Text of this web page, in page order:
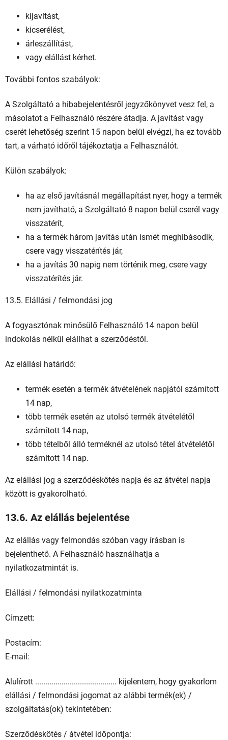
kijavítást,
kicserélést,
árleszállítást,
vagy elállást kérhet.
További fontos szabályok:
A Szolgáltató a hibabejelentésről jegyzőkönyvet vesz fel, a
másolatot a Felhasználó részére átadja. A javítást vagy
cserét lehetőség szerint 15 napon belül elvégzi, ha ez tovább
tart, a várható időről tájékoztatja a Felhasználót.
Külön szabályok:
ha az első javításnál megállapítást nyer, hogy a termék
nem javítható, a Szolgáltató 8 napon belül cserél vagy
visszatérít,
ha a termék három javítás után ismét meghibásodik,
csere vagy visszatérítés jár,
ha a javítás 30 napig nem történik meg, csere vagy
visszatérítés jár.
13.5. Elállási / felmondási jog
A fogyasztónak minősülő Felhasználó 14 napon belül
indokolás nélkül elállhat a szerződéstől.
Az elállási határidő:
termék esetén a termék átvételének napjától számított
14 nap,
több termék esetén az utolsó termék átvételétől
számított 14 nap,
több tételből álló terméknél az utolsó tétel átvételétől
számított 14 nap.
Az elállási jog a szerződéskötés napja és az átvétel napja
között is gyakorolható.
13.6. Az elállás bejelentése
Az elállás vagy felmondás szóban vagy írásban is
bejelenthető. A Felhasználó használhatja a
nyilatkozatmintát is.
Elállási / felmondási nyilatkozatminta
Címzett:
Postacím:
E-mail:
Alulírott ........................................ kijelentem, hogy gyakorlom
elállási / felmondási jogomat az alábbi termék(ek) /
szolgáltatás(ok) tekintetében:
Szerződéskötés / átvétel időpontja: